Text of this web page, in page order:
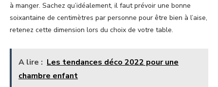
à manger. Sachez qu’idéalement, il faut prévoir une bonne
soixantaine de centimètres par personne pour être bien à l’aise,
retenez cette dimension lors du choix de votre table.
A lire : Les tendances déco 2022 pour une
chambre enfant